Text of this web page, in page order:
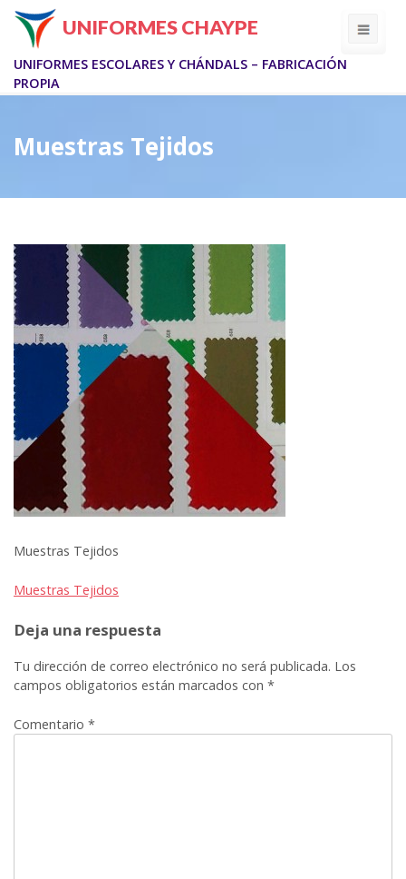
Skip
content
UNIFORMES CHAYPE
UNIFORMES ESCOLARES Y CHÁNDALS – FABRICACIÓN
PROPIA
Muestras Tejidos
Muestras Tejidos
Navegación
de
Muestras Tejidos
Deja una respuesta
Tu dirección de correo electrónico no será publicada. Los
campos obligatorios están marcados con *
Comentario *